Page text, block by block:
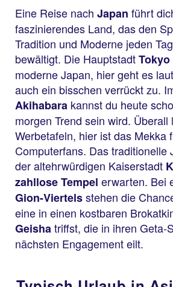
Eine Reise nach Japan führt
faszinierendes Land, das den
Tradition und Moderne jeden
bewältigt. Die HauptstadtTokyo
moderne Japan, hier geht es
auch ein bisschen verrückt zu.
Akihabara kannst du heute
morgen Trend sein wird.
Werbetafeln, hier ist das Mekka
Computerfans. Das traditionelle
der altehrwürdigen Kaiserstadt
zahllose Tempel erwarten. Bei
Gion-Viertelsstehen die
eine in einen kostbaren
Geishatriffst, die in ihren Geta-
nächsten Engagement eilt.